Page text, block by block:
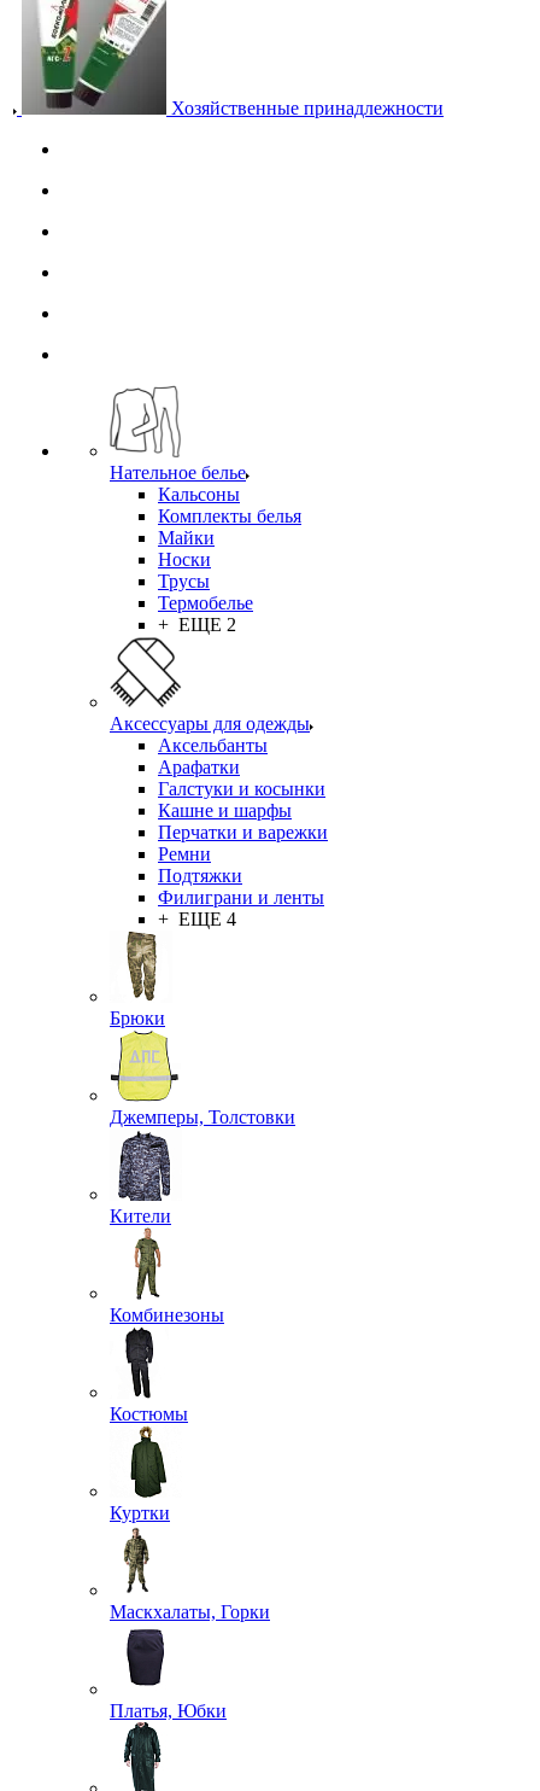
Хозяйственные принадлежности
Нательное белье
Кальсоны
Комплекты белья
Майки
Носки
Трусы
Термобелье
+ ЕЩЕ 2
Аксессуары для одежды
Аксельбанты
Арафатки
Галстуки и косынки
Кашне и шарфы
Перчатки и варежки
Ремни
Подтяжки
Филиграни и ленты
+ ЕЩЕ 4
Брюки
Джемперы, Толстовки
Кители
Комбинезоны
Костюмы
Куртки
Маскхалаты, Горки
Платья, Юбки